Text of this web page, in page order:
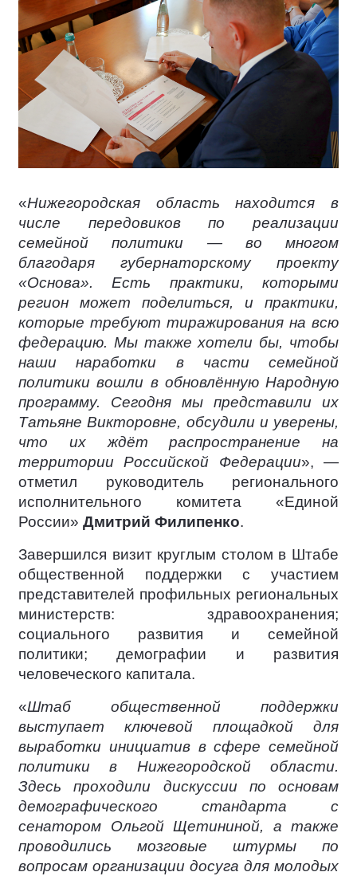
«Нижегородская область находится в
числе передовиков по реализации
семейной политики — во многом
благодаря губернаторскому проекту
«Основа». Есть практики, которыми
регион может поделиться, и практики,
которые требуют тиражирования на всю
федерацию. Мы также хотели бы, чтобы
наши наработки в части семейной
политики вошли в обновлённую Народную
программу. Сегодня мы представили их
Татьяне Викторовне, обсудили и уверены,
что их ждёт распространение на
территории Российской Федерации», —
отметил руководитель регионального
исполнительного комитета «Единой
России» Дмитрий Филипенко.
Завершился визит круглым столом в Штабе
общественной поддержки с участием
представителей профильных региональных
министерств: здравоохранения;
социального развития и семейной
политики; демографии и развития
человеческого капитала.
«Штаб общественной поддержки
выступает ключевой площадкой для
выработки инициатив в сфере семейной
политики в Нижегородской области.
Здесь проходили дискуссии по основам
демографического стандарта с
сенатором Ольгой Щетининой, а также
проводились мозговые штурмы по
вопросам организации досуга для молодых